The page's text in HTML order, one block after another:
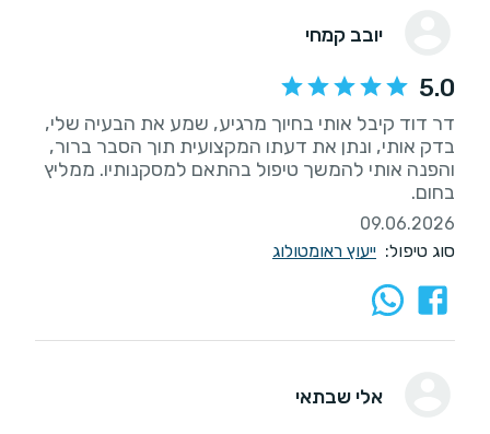
יובב קמחי
5.0
דר דוד קיבל אותי בחיוך מרגיע, שמע את הבעיה שלי,
בדק אותי, ונתן את דעתו המקצועית תוך הסבר ברור,
והפנה אותי להמשך טיפול בהתאם למסקנותיו. ממליץ
בחום.
09.06.2026
סוג טיפול: ייעוץ ראומטולוג
אלי שבתאי